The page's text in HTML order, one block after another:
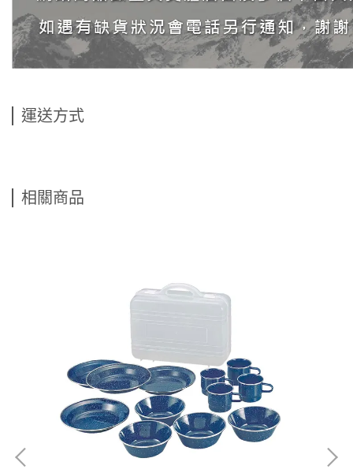
運送方式
相關商品